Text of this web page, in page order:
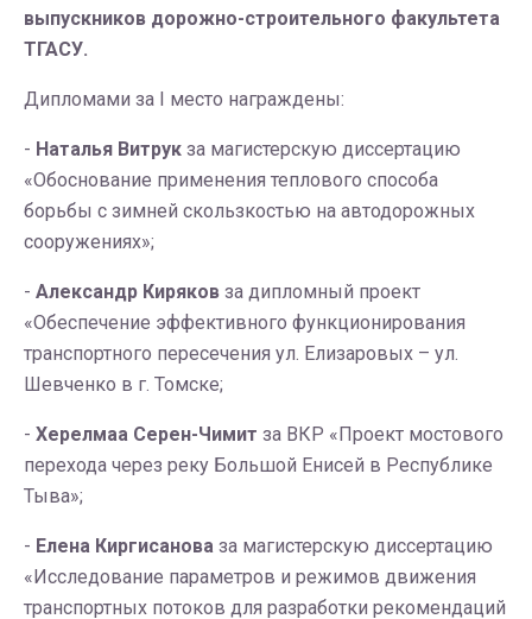
выпускников дорожно-строительного факультета
ТГАСУ.
Дипломами за I место награждены:
- Наталья Витрук за магистерскую диссертацию
«Обоснование применения теплового способа
борьбы с зимней скользкостью на автодорожных
сооружениях»;
- Александр Киряков за дипломный проект
«Обеспечение эффективного функционирования
транспортного пересечения ул. Елизаровых – ул.
Шевченко в г. Томске;
- Херелмаа Серен-Чимит за ВКР «Проект мостового
перехода через реку Большой Енисей в Республике
Тыва»;
- Елена Киргисанова за магистерскую диссертацию
«Исследование параметров и режимов движения
транспортных потоков для разработки рекомендаций